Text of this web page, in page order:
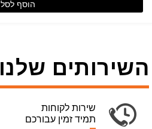
הוסף לסל
השירותים שלנו
שירות לקוחות
תמיד זמין עבורכם